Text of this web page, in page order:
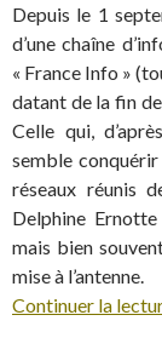
Depuis le 1
d’une chaîne
« France Info »
datant de la fin
Celle qui,
semble
réseaux réunis
Delphine
mais bien
mise à l’antenne.
Continuer la